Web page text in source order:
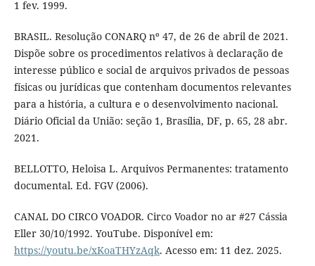
1 fev. 1999.
BRASIL. Resolução CONARQ nº 47, de 26 de abril de 2021.
Dispõe sobre os procedimentos relativos à declaração de
interesse público e social de arquivos privados de pessoas
físicas ou jurídicas que contenham documentos relevantes
para a história, a cultura e o desenvolvimento nacional.
Diário Oficial da União: seção 1, Brasília, DF, p. 65, 28 abr.
2021.
BELLOTTO, Heloisa L. Arquivos Permanentes: tratamento
documental. Ed. FGV (2006).
CANAL DO CIRCO VOADOR. Circo Voador no ar #27 Cássia
Eller 30/10/1992. YouTube. Disponível em:
https://youtu.be/xKoaTHYzAqk. Acesso em: 11 dez. 2025.